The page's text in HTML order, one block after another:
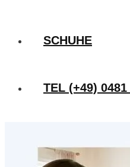
SCHUHE
TEL (+49) 0481